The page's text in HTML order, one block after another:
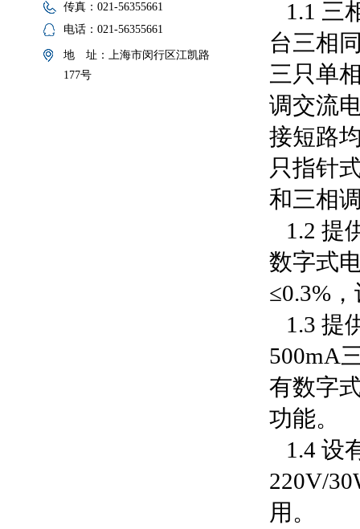
传真：021-56355661
电话：021-56355661
地 址：上海市闵行区江凯路
177号
1.1 三
台三相
三只单
调交流
接短路
只指针
和三相
1.2 提
数字式
≤0.3%
1.3 提
500mA
有数字
功能。
1.4 设
220V/
用。